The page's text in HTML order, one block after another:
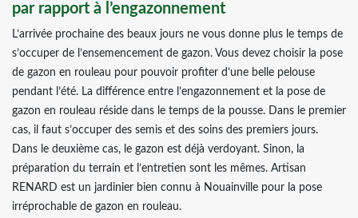
par rapport à l’engazonnement
L’arrivée prochaine des beaux jours ne vous donne plus le temps de
s’occuper de l’ensemencement de gazon. Vous devez choisir la pose
de gazon en rouleau pour pouvoir profiter d’une belle pelouse
pendant l’été. La différence entre l’engazonnement et la pose de
gazon en rouleau réside dans le temps de la pousse. Dans le premier
cas, il faut s’occuper des semis et des soins des premiers jours.
Dans le deuxième cas, le gazon est déjà verdoyant. Sinon, la
préparation du terrain et l’entretien sont les mêmes. Artisan
RENARD est un jardinier bien connu à Nouainville pour la pose
irréprochable de gazon en rouleau.